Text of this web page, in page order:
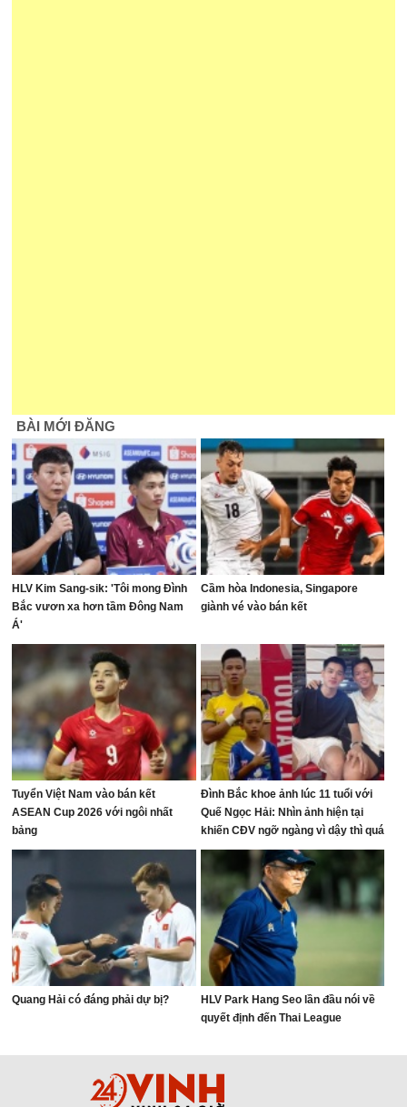
BÀI MỚI ĐĂNG
HLV Kim Sang-sik: 'Tôi mong Đình
Bắc vươn xa hơn tầm Đông Nam
Á'
Cầm hòa Indonesia, Singapore
giành vé vào bán kết
Tuyển Việt Nam vào bán kết
ASEAN Cup 2026 với ngôi nhất
bảng
Đình Bắc khoe ảnh lúc 11 tuổi với
Quế Ngọc Hải: Nhìn ảnh hiện tại
khiến CĐV ngỡ ngàng vì dậy thì quá
thành công
Quang Hải có đáng phải dự bị?
HLV Park Hang Seo lần đầu nói về
quyết định đến Thai League